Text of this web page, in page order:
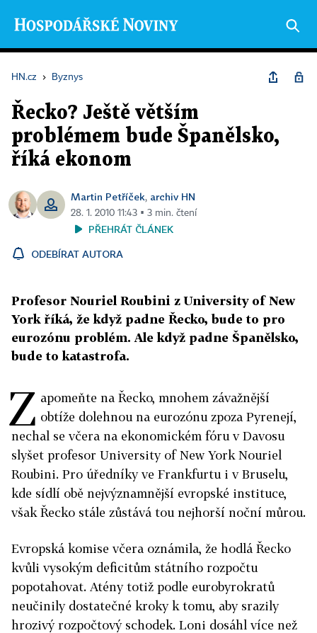
HN.cz › Byznys
Řecko? Ještě větším
problémem bude Španělsko,
říká ekonom
Martin Petříček, archiv HN
28. 1. 2010 11:43 ▪ 3 min. čtení
PŘEHRÁT ČLÁNEK
ODEBÍRAT AUTORA
Profesor Nouriel Roubini z University of New
York říká, že když padne Řecko, bude to pro
eurozónu problém. Ale když padne Španělsko,
bude to katastrofa.
Z apomeňte na Řecko, mnohem závažnější
obtíže dolehnou na eurozónu zpoza Pyrenejí,
nechal se včera na ekonomickém fóru v Davosu
slyšet profesor University of New York Nouriel
Roubini. Pro úředníky ve Frankfurtu i v Bruselu,
kde sídlí obě nejvýznamnější evropské instituce,
však Řecko stále zůstává tou nejhorší noční můrou.
Evropská komise včera oznámila, že hodlá Řecko
kvůli vysokým deficitům státního rozpočtu
popotahovat. Atény totiž podle eurobyrokratů
neučinily dostatečné kroky k tomu, aby srazily
hrozivý rozpočtový schodek. Loni dosáhl více než